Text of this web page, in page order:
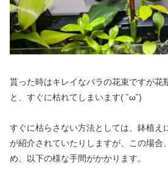
貰った時はキレイなバラの花束ですが花
と、すぐに枯れてしまいます( ˘ω˘)
すぐに枯らさない方法としては、鉢植え
が紹介されていたりしますが、この場合
め、以下の様な手間がかかります。